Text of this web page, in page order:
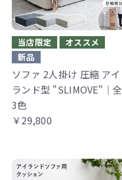
当店限定
オススメ
新品
ソファ 2人掛け 圧縮 アイ
ランド型 "SLIMOVE"│全
3色
￥29,800